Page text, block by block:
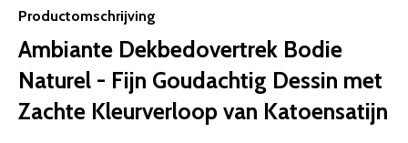
Productomschrijving
Ambiante Dekbedovertrek Bodie
Naturel - Fijn Goudachtig Dessin met
Zachte Kleurverloop van Katoensatijn